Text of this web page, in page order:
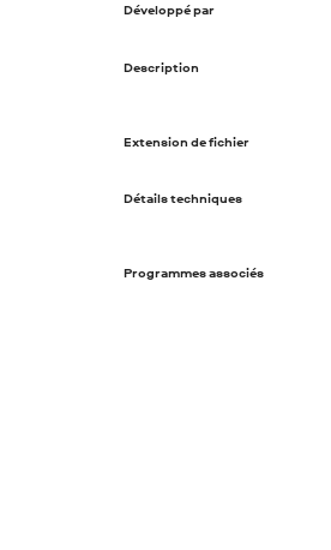
Développé par
Description
Extension de fichier
Détails techniques
Programmes associés